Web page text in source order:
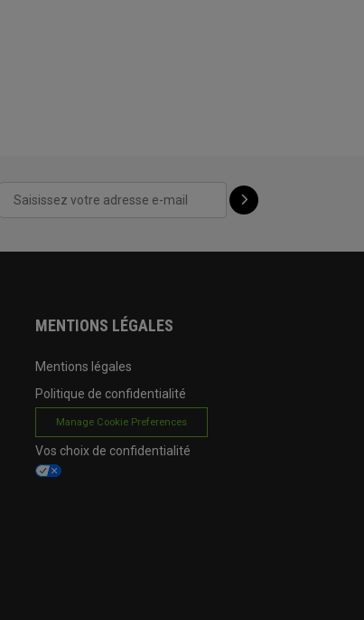
MENTIONS LÉGALES
Mentions légales
Politique de confidentialité
Manage Cookie Preferences
Vos choix de confidentialité